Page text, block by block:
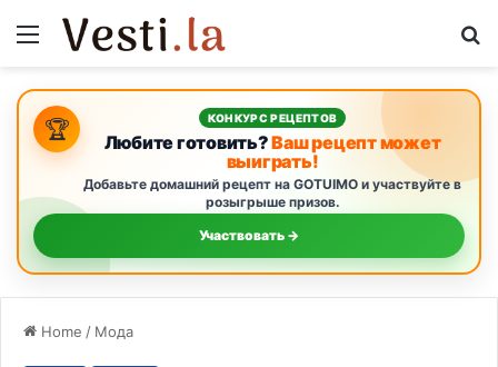
Menu
🏆 КОНКУРС РЕЦЕПТОВ
Любите готовить?Ваш рецепт может
выиграть!
Добавьте домашний рецепт на GOTUIMO и участвуйте в
розыгрыше призов.
Участвовать →
Home / Мода